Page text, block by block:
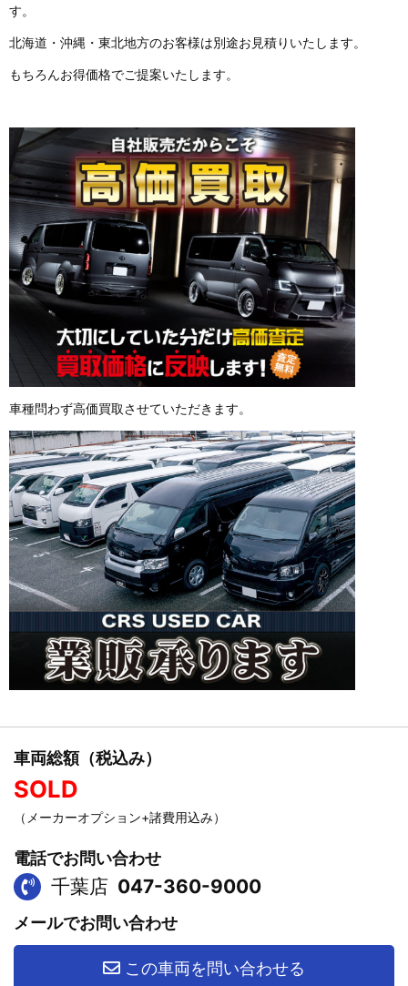
す。
北海道・沖縄・東北地方のお客様は別途お見積りいたします。
もちろんお得価格でご提案いたします。
車種問わず高価買取させていただきます。
車両総額（税込み）
SOLD
（メーカーオプション+諸費用込み）
電話でお問い合わせ
千葉店 047-360-9000
メールでお問い合わせ
この車両を問い合わせる